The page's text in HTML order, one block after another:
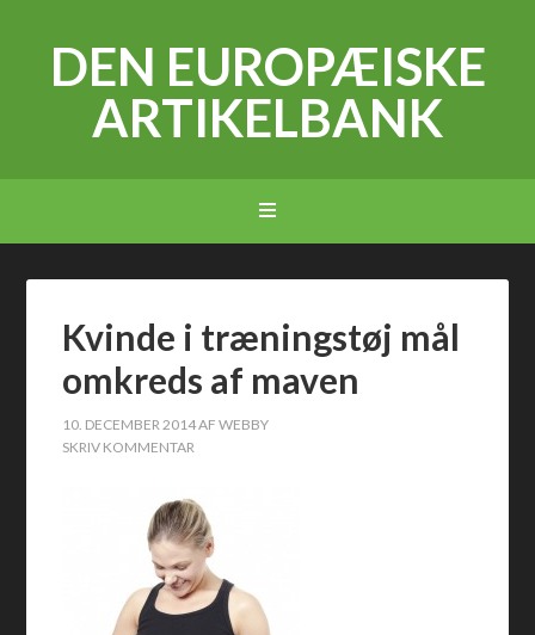
DEN EUROPÆISKE
ARTIKELBANK
Kvinde i træningstøj mål
omkreds af maven
10. DECEMBER 2014AFWEBBY
SKRIV KOMMENTAR